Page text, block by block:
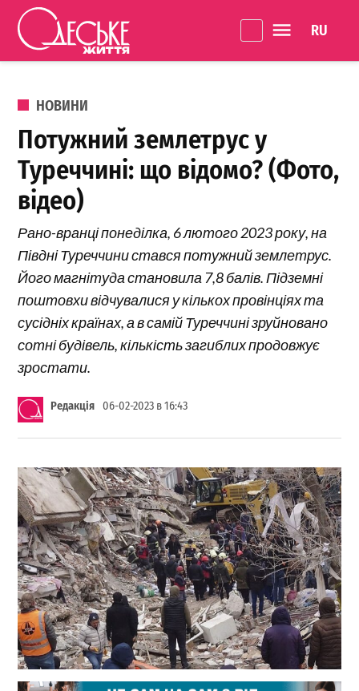
Перейти до вмісту
Життя
ОПУБЛІКОВАНО В
НОВИНИ
Потужний землетрус у
Туреччині: що відомо? (Фото,
відео)
Рано-вранці понеділка, 6 лютого 2023 року, на
Півдні Туреччини стався потужний землетрус.
Його магнітуда становила 7,8 балів. Підземні
поштовхи відчувалися у кількох провінціях та
сусідніх країнах, а в самій Туреччині зруйновано
сотні будівель, кількість загиблих продовжує
зростати.
Редакція 06-02-2023 в 16:43